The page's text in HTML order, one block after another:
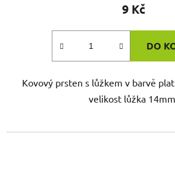
9 Kč
DO
Kovový prsten s lůžkem v barvě
velikost lůžka